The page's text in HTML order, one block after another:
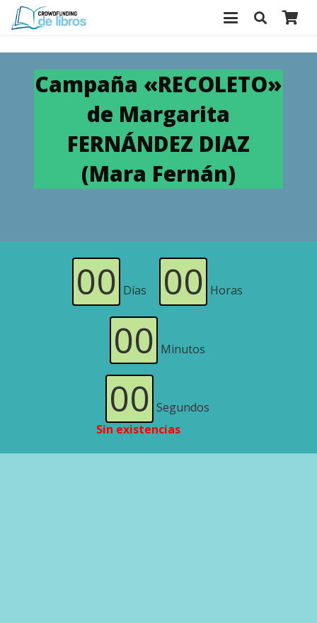
Campaña «RECOLETO»
de Margarita
FERNÁNDEZ DIAZ
(Mara Fernán)
00 Días 00 Horas
00 Minutos
00 Segundos
Sin existencias